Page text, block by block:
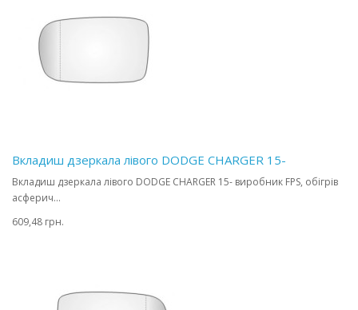
Вкладиш дзеркала лівого DODGE CHARGER 15-
Вкладиш дзеркала лівого DODGE CHARGER 15- виробник FPS, обігрів
асферич...
609,48 грн.